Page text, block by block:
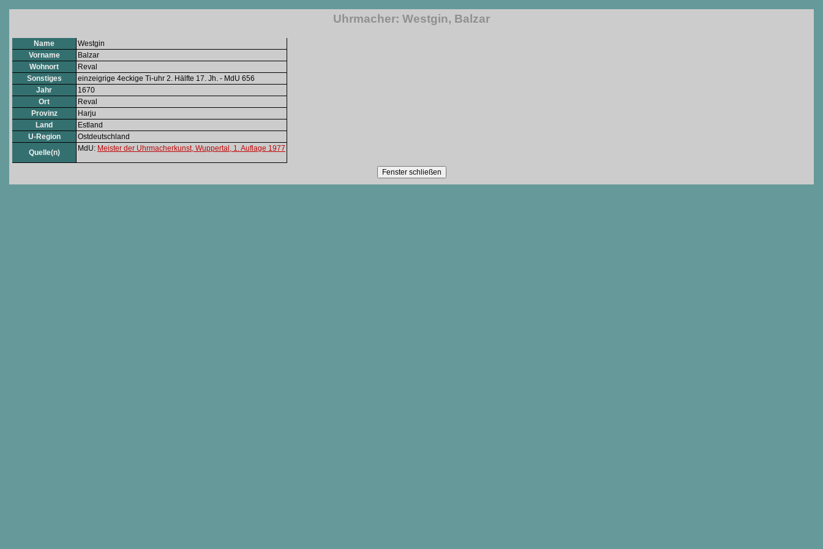
Uhrmacher: Westgin, Balzar
Name
Westgin
Vorname
Balzar
Wohnort
Reval
Sonstiges
einzeigrige 4eckige Ti-uhr 2. Hälfte 17. Jh. - MdU 656
Jahr
1670
Ort
Reval
Provinz
Harju
Land
Estland
U-Region
Ostdeutschland
Quelle(n)
MdU: Meister der Uhrmacherkunst, Wuppertal, 1. Auflage 1977